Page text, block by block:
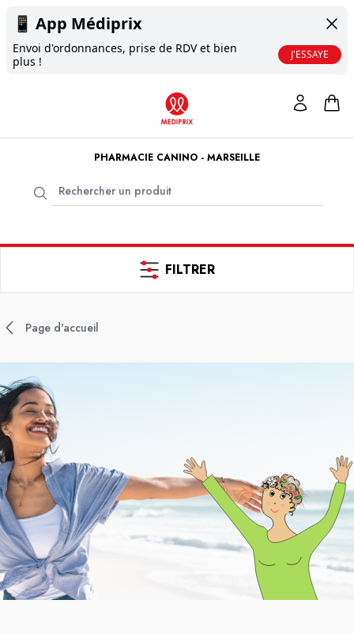
📱 App Médiprix
Envoi d'ordonnances, prise de RDV et bien
plus !
J'ESSAYE
PHARMACIE CANINO - MARSEILLE
FILTRER
Page d'accueil